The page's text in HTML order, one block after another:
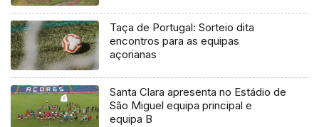
Taça de Portugal: Sorteio dita
encontros para as equipas
açorianas
Santa Clara apresenta no Estádio de
São Miguel equipa principal e
equipa B